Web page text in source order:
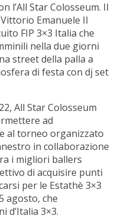
l’All Star Colosseum. Il
Emanuele II
FIP 3×3 Italia che
nella due giorni
street della palla a
di festa con dj set
All Star Colosseum
ad
al torneo organizzato
in collaborazione
i migliori ballers
di acquisire punti
per le Estathè 3×3
agosto, che
d’Italia 3×3.